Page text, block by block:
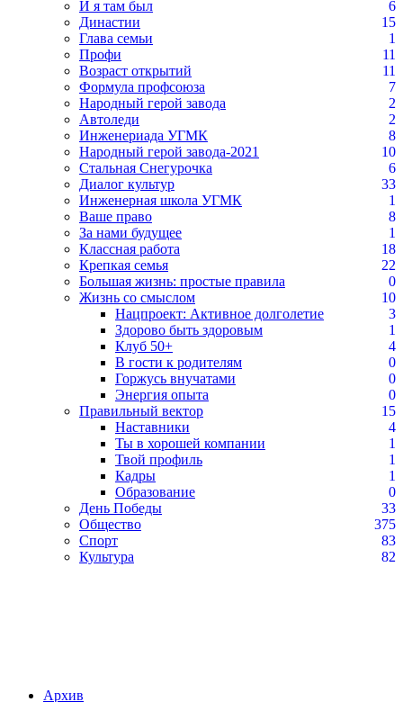
И я там был
6
Династии
15
Глава семьи
1
Профи
11
Возраст открытий
11
Формула профсоюза
7
Народный герой завода
2
Автоледи
2
Инженериада УГМК
8
Народный герой завода-2021
10
Стальная Снегурочка
6
Диалог культур
33
Инженерная школа УГМК
1
Ваше право
8
За нами будущее
1
Классная работа
18
Крепкая семья
22
Большая жизнь: простые правила
0
Жизнь со смыслом
10
Нацпроект: Активное долголетие
3
Здорово быть здоровым
1
Клуб 50+
4
В гости к родителям
0
Горжусь внучатами
0
Энергия опыта
0
Правильный вектор
15
Наставники
4
Ты в хорошей компании
1
Твой профиль
1
Кадры
1
Образование
0
День Победы
33
Общество
375
Спорт
83
Культура
82
Архив